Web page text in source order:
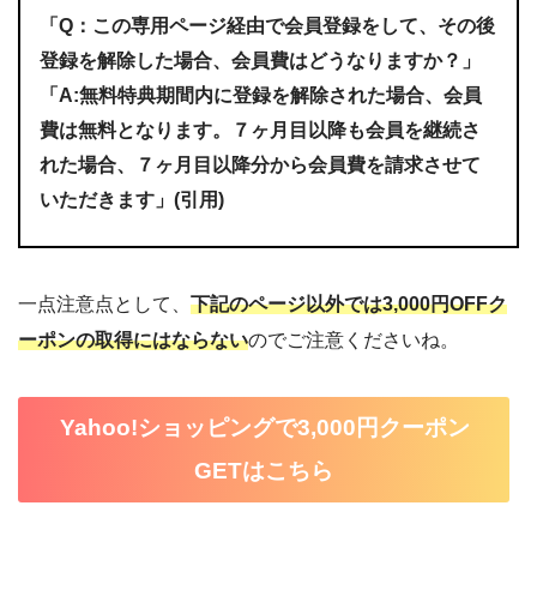
「Q：この専用ページ経由で会員登録をして、その後
登録を解除した場合、会員費はどうなりますか？」
「A:無料特典期間内に登録を解除された場合、会員
費は無料となります。７ヶ月目以降も会員を継続さ
れた場合、７ヶ月目以降分から会員費を請求させて
いただきます」(引用)
一点注意点として、 下記のページ以外では3,000円OFFク
ーポンの取得にはならないのでご注意くださいね。
Yahoo!ショッピングで3,000円クーポン
GETはこちら